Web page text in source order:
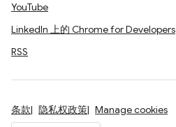
YouTube
LinkedIn 上的 Chrome for Developers
RSS
条款 隐私权政策 Manage cookies